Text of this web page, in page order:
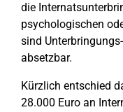
die
psychologischen
sind
absetzbar.
Kürzlich entschied
28.000 Euro an